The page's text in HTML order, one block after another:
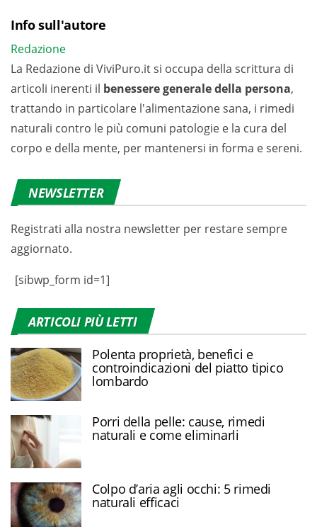
Info sull'autore
Redazione
La Redazione di ViviPuro.it si occupa della scrittura di
articoli inerenti il benessere generale della persona,
trattando in particolare l'alimentazione sana, i rimedi
naturali contro le più comuni patologie e la cura del
corpo e della mente, per mantenersi in forma e sereni.
NEWSLETTER
Registrati alla nostra newsletter per restare sempre
aggiornato.
[sibwp_form id=1]
ARTICOLI PIÙ LETTI
Polenta proprietà, benefici e
controindicazioni del piatto tipico
lombardo
Porri della pelle: cause, rimedi
naturali e come eliminarli
Colpo d’aria agli occhi: 5 rimedi
naturali efficaci